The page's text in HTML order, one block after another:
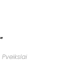
Pveikslai